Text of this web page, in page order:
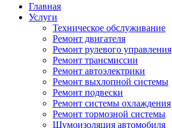
Главная
Услуги
Техническое обслуживание
Ремонт двигателя
Ремонт рулевого управления
Ремонт трансмиссии
Ремонт автоэлектрики
Ремонт выхлопной системы
Ремонт подвески
Ремонт системы охлаждения
Ремонт тормозной системы
Шумоизоляция автомобиля